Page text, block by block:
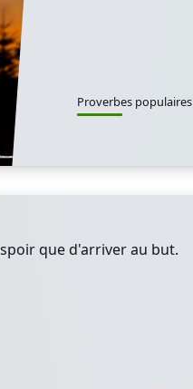
Proverbes populaires
que d'arriver au but.